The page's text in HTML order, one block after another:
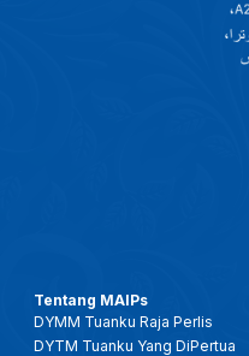
Tentang MAIPs
DYMM Tuanku Raja Perlis
DYTM Tuanku Yang DiPertua